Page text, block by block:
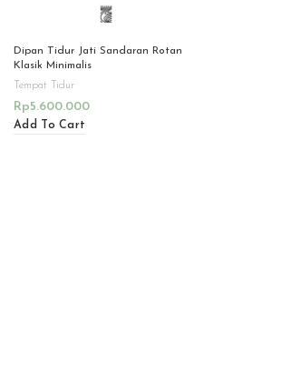
Dipan Tidur Jati Sandaran Rotan
Klasik Minimalis
Tempat Tidur
Rp5.600.000
Add To Cart